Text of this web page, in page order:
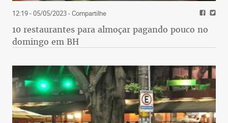
12:19 - 05/05/2023- Compartilhe
10 restaurantes para almoçar pagando pouco no
domingo em BH